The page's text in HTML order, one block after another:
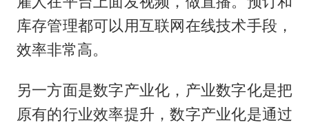
库存管理都可以用互联网在线技术手段，
效率非常高。
另一方面是数字产业化，产业数字化是把
原有的行业效率提升，数字产业化是通过